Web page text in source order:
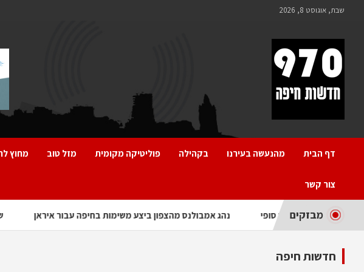
שבת, אוגוסט 8, 2026
970 חדשות חיפה
דף הבית מהנעשה בעירנו בקהילה פוליטיקה מקומית מזל טוב מחוץ
צור קשר
מבזקים נהג אמבולנס מהצפון ביצע משימות תוכנית פיתוח של חזית הים אושרה באופן סופי
חדשות חיפה